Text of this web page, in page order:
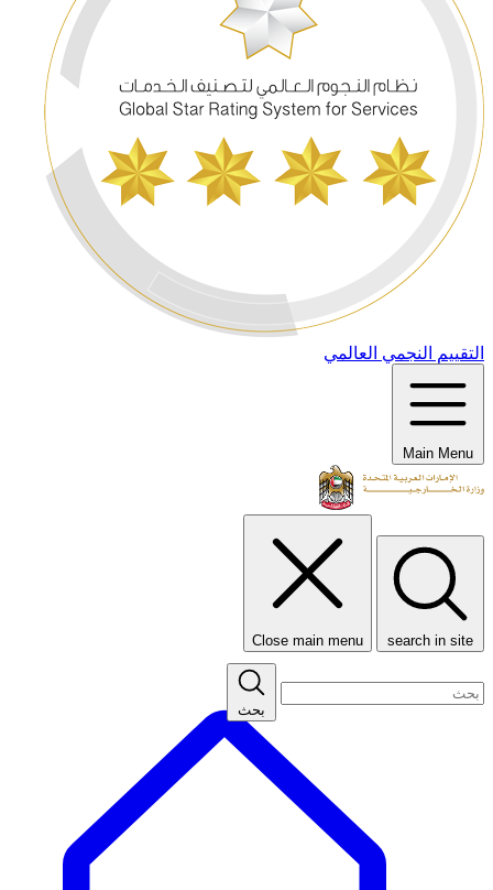
التقييم النجمي العالمي
Main Menu
search in site
Close main menu
بحث